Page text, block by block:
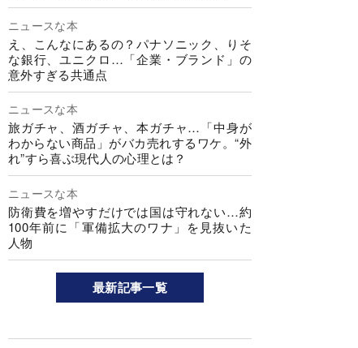
ニュースな本
え、こんなにあるの？パナソニック、りそ
な銀行、ユニクロ…「企業・ブランド」の
意外すぎる共通点
ニュースな本
旅ガチャ、酒ガチャ、本ガチャ…「中身が
わからない商品」がバカ売れするワケ。“外
れ”すら喜ぶ現代人の心理とは？
ニュースな本
防衛費を増やすだけでは国は守れない…約
100年前に「軍備拡大のワナ」を見抜いた
人物
最新記事一覧